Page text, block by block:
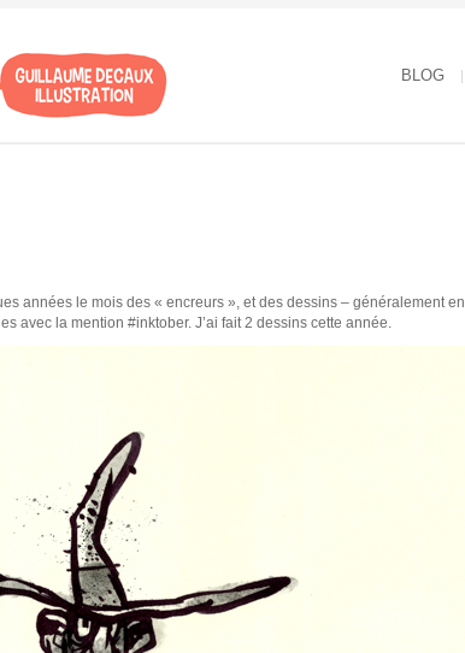
BLOG
années le mois des « encreurs », et des dessins – généralement en
avec la mention #inktober. J’ai fait 2 dessins cette année.